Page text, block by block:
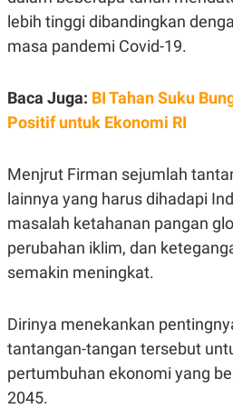
S
A
D
A
A
G
S
O
A
T
V
I
U
JARINGAN
O
T
A
N
A
R
S
S
R
E
lebih tinggi dibandingkan
masa pandemi Covid-19.
Baca Juga: BI Tahan Suku
Positif untuk Ekonomi RI
Menjrut Firman sejumlah
lainnya yang harus dihadapi
masalah ketahanan pangan
perubahan iklim, dan
semakin meningkat.
Dirinya menekankan
tantangan-tangan tersebut
pertumbuhan ekonomi yang
2045.